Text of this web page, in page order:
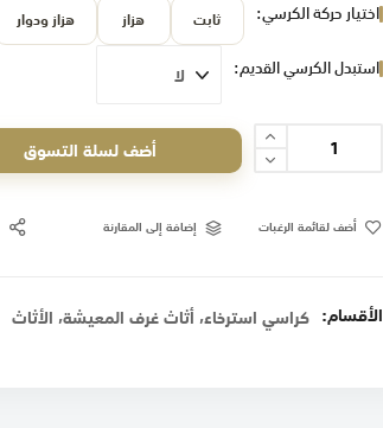
اختيار حركة الكرسي ثابت هزاز هزاز ودوار
استبدل الكرسي القديم
أضف لسلة التسوق
أضف لقائمة الرغبات إضافة إلى المقارنة
الأقسام: كراسي استرخاء,أثاث غرف المعيشة,الأثاث